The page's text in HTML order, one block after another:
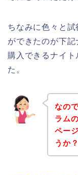
ちなみに色々と
ができたのが下
購入できるナイ
た。
なの
ラム
ペー
うか？